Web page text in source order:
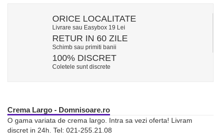
ORICE LOCALITATE
Livrare sau Easybox 19 Lei
RETUR IN 60 ZILE
Schimb sau primiti banii
100% DISCRET
Coletele sunt discrete
Crema Largo - Domnisoare.ro
O gama variata de crema largo. Intra sa vezi oferta! Livram
discret in 24h. Tel: 021-255.21.08